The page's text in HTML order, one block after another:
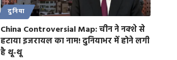
दुनिया
China Controversial Map: चीन ने नक्शे से
हटाया इजरायल का नाम! दुनियाभर में होने लगी
है थू-थू